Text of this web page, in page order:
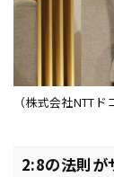
（株式会社NTT
2:8の法則が